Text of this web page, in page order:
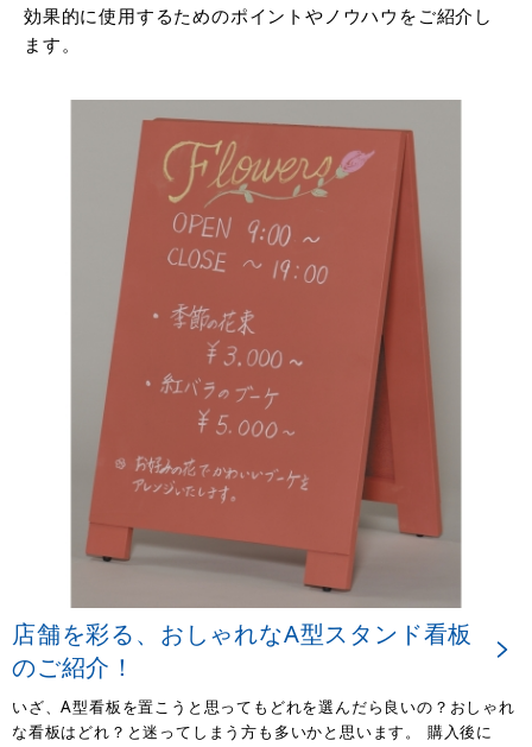
効果的に使用するためのポイントやノウハウをご紹介し
ます。
店舗を彩る、おしゃれなA型スタンド看板
のご紹介！
いざ、A型看板を置こうと思ってもどれを選んだら良いの？おしゃれ
な看板はどれ？と迷ってしまう方も多いかと思います。 購入後に